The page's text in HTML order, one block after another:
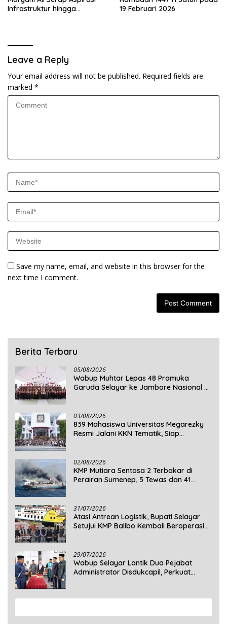
Infrastruktur hingga
19 Februari 2026
Leave a Reply
Your email address will not be published. Required fields are
marked *
Save my name, email, and website in this browser for the
next time I comment.
Berita Terbaru
05/08/2026
Wabup Muhtar Lepas 48 Pramuka
Garuda Selayar ke Jambore Nasional XII
03/08/2026
839 Mahasiswa Universitas Megarezky
Resmi Jalani KKN Tematik, Siap
02/08/2026
KMP Mutiara Sentosa 2 Terbakar di
Perairan Sumenep, 5 Tewas dan 41
31/07/2026
Atasi Antrean Logistik, Bupati Selayar
Setujui KMP Balibo Kembali Beroperasi
29/07/2026
Wabup Selayar Lantik Dua Pejabat
Administrator Disdukcapil, Perkuat